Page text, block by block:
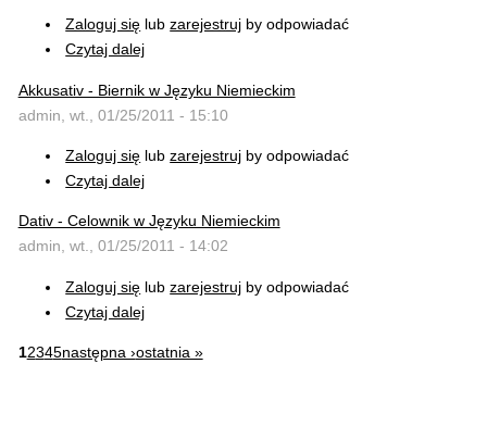
Zaloguj się lubzarejestruj by odpowiadać
Czytaj dalej
Akkusativ - Biernik w Języku Niemieckim
admin, wt., 01/25/2011 - 15:10
Zaloguj się lubzarejestruj by odpowiadać
Czytaj dalej
Dativ - Celownik w Języku Niemieckim
admin, wt., 01/25/2011 - 14:02
Zaloguj się lubzarejestruj by odpowiadać
Czytaj dalej
12345następna ›ostatnia »